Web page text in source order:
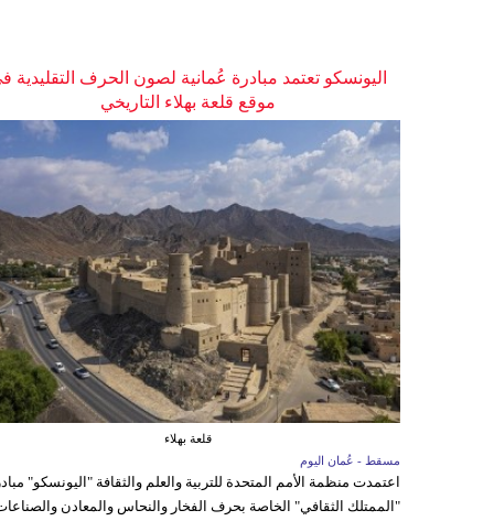
اليونسكو تعتمد مبادرة عُمانية لصون الحرف التقليدية
موقع قلعة بهلاء التاريخي
قلعة بهلاء
مسقط - عُمان اليوم
اعتمدت منظمة الأمم المتحدة للتربية والعلم والثقافة "اليونسكو"
"الممتلك الثقافي" الخاصة بحرف الفخار والنحاس والمعادن